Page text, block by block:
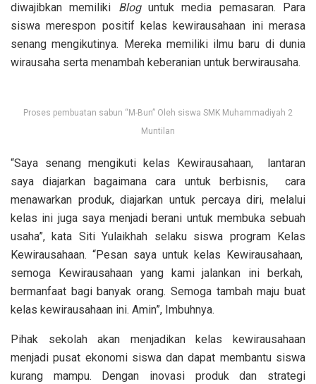
diwajibkan memiliki Bloguntuk media pemasaran. Para
siswa merespon positif kelas kewirausahaan ini merasa
senang mengikutinya. Mereka memiliki ilmu baru di dunia
wirausaha serta menambah keberanian untuk berwirausaha.
Proses pembuatan sabun “M-Bun” Oleh siswa SMK Muhammadiyah 2
Muntilan
“Saya senang mengikuti kelas Kewirausahaan, lantaran
saya diajarkan bagaimana cara untuk berbisnis, cara
menawarkan produk, diajarkan untuk percaya diri, melalui
kelas ini juga saya menjadi berani untuk membuka sebuah
usaha”, kata Siti Yulaikhah selaku siswa program Kelas
Kewirausahaan. “Pesan saya untuk kelas Kewirausahaan,
semoga Kewirausahaan yang kami jalankan ini berkah,
bermanfaat bagi banyak orang. Semoga tambah maju buat
kelas kewirausahaan ini. Amin”, Imbuhnya.
Pihak sekolah akan menjadikan kelas kewirausahaan
menjadi pusat ekonomi siswa dan dapat membantu siswa
kurang mampu. Dengan inovasi produk dan strategi